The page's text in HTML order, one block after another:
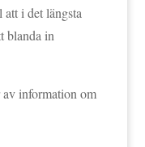
att i det längsta
blanda in
information om